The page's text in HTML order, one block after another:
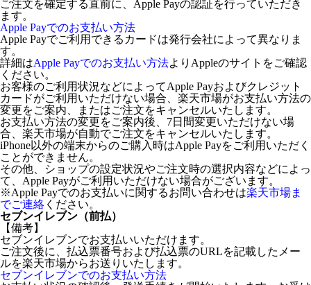
ご注文を確定する直前に、Apple Payの認証を行っていただき
ます。
Apple Payでのお支払い方法
Apple Payでご利用できるカードは発行会社によって異なりま
す。
詳細はApple Payでのお支払い方法よりAppleのサイトをご確認
ください。
お客様のご利用状況などによってApple Payおよびクレジット
カードがご利用いただけない場合、楽天市場がお支払い方法の
変更をご案内、またはご注文をキャンセルいたします。
お支払い方法の変更をご案内後、7日間変更いただけない場
合、楽天市場が自動でご注文をキャンセルいたします。
iPhone以外の端末からのご購入時はApple Payをご利用いただく
ことができません。
その他、ショップの設定状況やご注文時の選択内容などによっ
て、Apple Payがご利用いただけない場合がございます。
※Apple Payでのお支払いに関するお問い合わせは楽天市場ま
でご連絡 ください。
セブンイレブン（前払）
【備考】
セブンイレブンでお支払いいただけます。
ご注文後に、払込票番号および払込票のURLを記載したメー
ルを楽天市場からお送りいたします。
セブンイレブンでのお支払い方法